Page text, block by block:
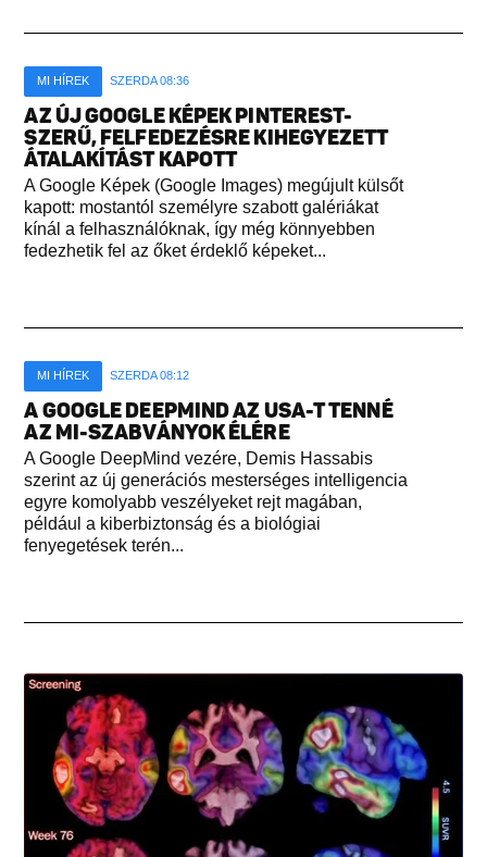
MI HÍREK SZERDA 08:36
AZ ÚJ GOOGLE KÉPEK PINTEREST-
SZERŰ, FELFEDEZÉSRE KIHEGYEZETT
ÁTALAKÍTÁST KAPOTT
A Google Képek (Google Images) megújult külsőt
kapott: mostantól személyre szabott galériákat
kínál a felhasználóknak, így még könnyebben
fedezhetik fel az őket érdeklő képeket...
MI HÍREK SZERDA 08:12
A GOOGLE DEEPMIND AZ USA-T TENNÉ
AZ MI-SZABVÁNYOK ÉLÉRE
A Google DeepMind vezére, Demis Hassabis
szerint az új generációs mesterséges intelligencia
egyre komolyabb veszélyeket rejt magában,
például a kiberbiztonság és a biológiai
fenyegetések terén...